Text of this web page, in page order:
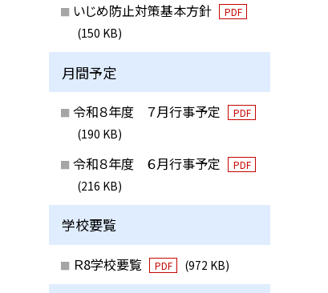
いじめ防止対策基本方針 PDF
(150 KB)
月間予定
令和８年度 ７月行事予定 PDF
(190 KB)
令和８年度 ６月行事予定 PDF
(216 KB)
学校要覧
Ｒ8学校要覧 PDF (972 KB)